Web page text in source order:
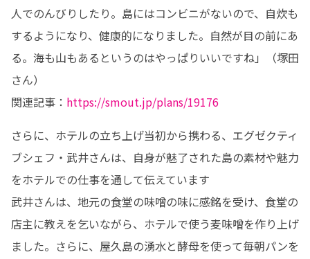
人でのんびりしたり。島にはコンビニがないので、自炊も
するようになり、健康的になりました。自然が目の前にあ
る。海も山もあるというのはやっぱりいいですね」（塚田
さん）
関連記事： https://smout.jp/plans/19176
さらに、ホテルの立ち上げ当初から携わる、エグゼクティ
ブシェフ・武井さんは、自身が魅了された島の素材や魅力
をホテルでの仕事を通して伝えています
武井さんは、地元の食堂の味噌の味に感銘を受け、食堂の
店主に教えを乞いながら、ホテルで使う麦味噌を作り上げ
ました。さらに、屋久島の湧水と酵母を使って毎朝パンを